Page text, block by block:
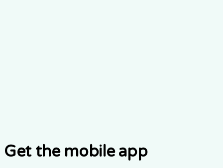
Get the mobile app